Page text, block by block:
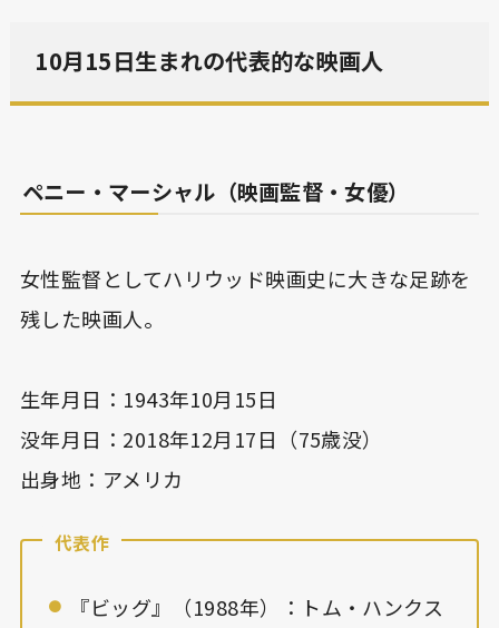
10月15日生まれの代表的な映画人
ペニー・マーシャル（映画監督・女優）
女性監督としてハリウッド映画史に大きな足跡を
残した映画人。
生年月日：1943年10月15日
没年月日：2018年12月17日（75歳没）
出身地：アメリカ
代表作
『ビッグ』（1988年）：トム・ハンクス